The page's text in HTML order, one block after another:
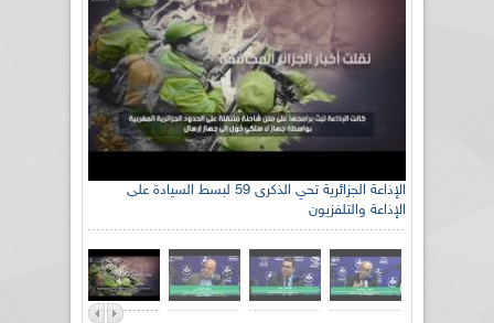
الإذاعة الجزائرية تحي الذكرى 59 لبسط السيادة على
الإذاعة والتلفزيون